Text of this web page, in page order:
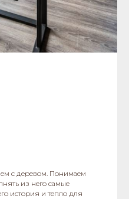
с деревом. Понимаем
из него самые
история и тепло для